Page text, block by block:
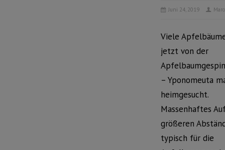
Juni 24, 2019
Viele
jetzt von der
– Yponomeuta
heimgesucht.
Massenhaftes
größeren
typisch für die